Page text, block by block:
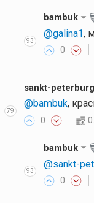
93
bambuk
@galina1,
0
79
sankt-peterburg
@bambuk,
0
93
bambuk
@sankt-
0